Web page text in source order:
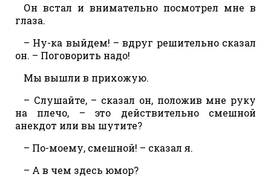
Он встал и внимательно посмотрел мне в
глаза.
– Ну-ка выйдем! – вдруг решительно сказал
он. – Поговорить надо!
Мы вышли в прихожую.
– Слушайте, – сказал он, положив мне руку
на плечо, – это действительно смешной
анекдот или вы шутите?
– По-моему, смешной! – сказал я.
– А в чем здесь юмор?